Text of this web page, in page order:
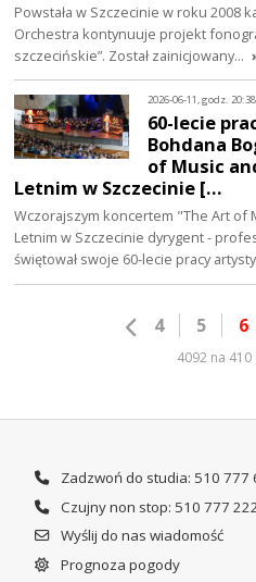
Powstała w Szczecinie w roku 2008
Orchestra kontynuuje projekt
szczecińskie”. Został zainicjowany…
2026-06-11, godz. 20:38
60-lecie
Bohdana
of Music
Letnim w Szczecinie […
Wczorajszym koncertem "The Art of
Letnim w Szczecinie dyrygent -
świętował swoje 60-lecie pracy
4 5 6
4092 na
Zadzwoń do studia: 510 777
Czujny non stop: 510 777 222
Wyślij do nas wiadomość
Prognoza pogody